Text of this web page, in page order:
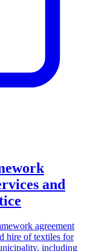
and
agreement
hire of textiles for
including